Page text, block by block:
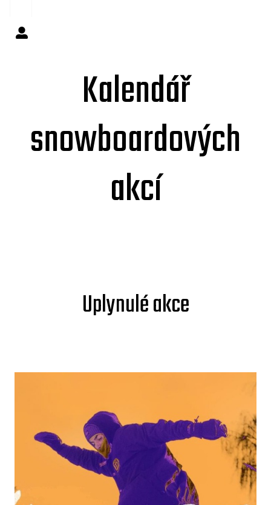
Kalendář
snowboardových
akcí
Uplynulé akce